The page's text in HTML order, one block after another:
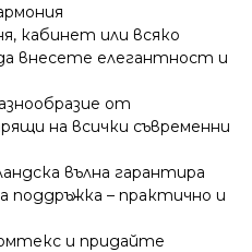
кабинет или всяко
внесете елегантност и
от
на всички съвременни
вълна гарантира
поддръжка – практично и
и придайте